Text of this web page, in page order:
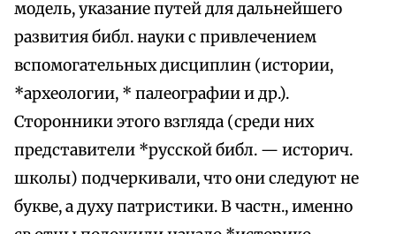
модель, указание путей для дальнейшего
развития библ. науки с привлечением
вспомогательных дисциплин (истории,
*археологии, * палеографии и др.).
Сторонники этого взгляда (среди них
представители *русской библ. — историч.
школы) подчеркивали, что они следуют не
букве, а духу патристики. В частн., именно